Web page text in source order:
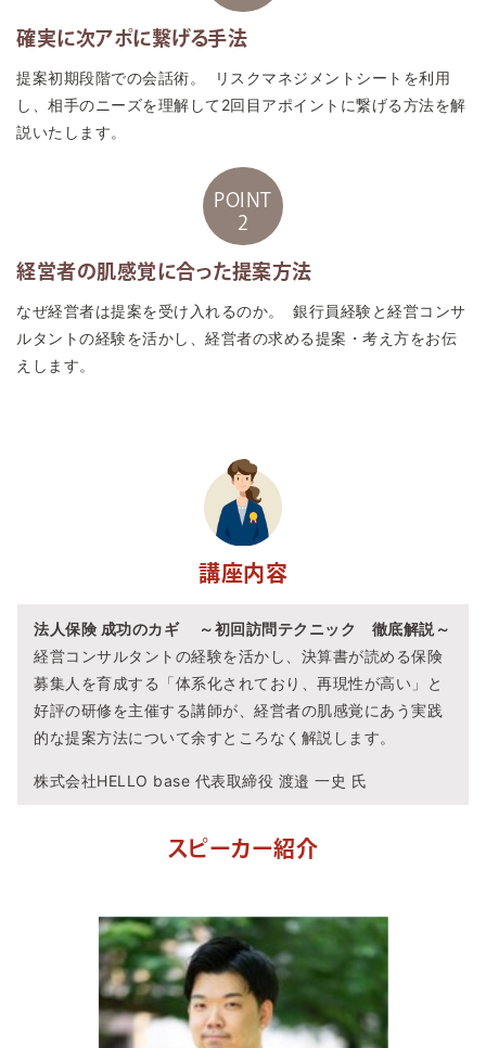
確実に次アポに繋げる手法
提案初期段階での会話術。 リスクマネジメントシートを利用
し、相手のニーズを理解して2回目アポイントに繋げる方法を解
説いたします。
POINT
2
経営者の肌感覚に合った提案方法
なぜ経営者は提案を受け入れるのか。 銀行員経験と経営コンサ
ルタントの経験を活かし、経営者の求める提案・考え方をお伝
えします。
講座内容
法人保険 成功のカギ ～初回訪問テクニック 徹底解説～
経営コンサルタントの経験を活かし、決算書が読める保険
募集人を育成する「体系化されており、再現性が高い」と
好評の研修を主催する講師が、経営者の肌感覚にあう実践
的な提案方法について余すところなく解説します。
株式会社HELLO base 代表取締役 渡邉 一史 氏
スピーカー紹介